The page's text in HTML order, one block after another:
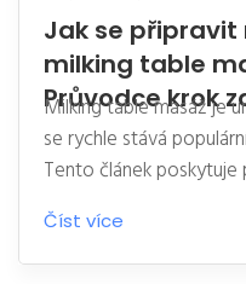
Jak se připravit
milking table
Průvodce krok
Milking table masáž je
se rychle stává
Tento článek
připravit na Vaši první
v Praze. Od přípravy na
maximální pohodlí
Číst více